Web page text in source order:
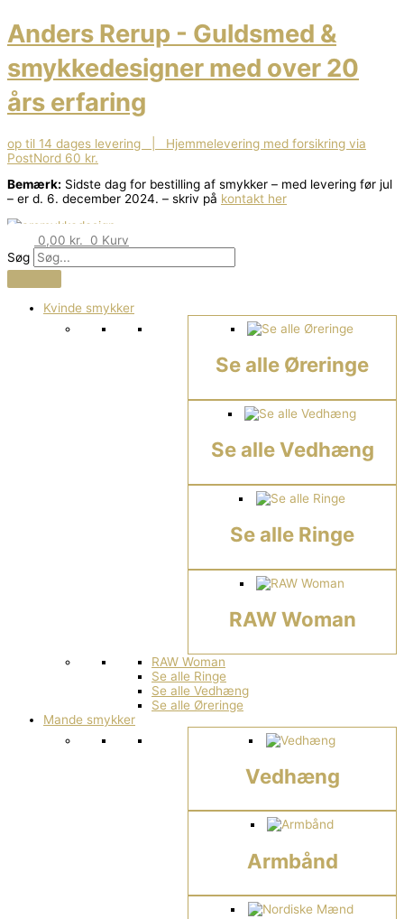
indholdet
Anders Rerup - Guldsmed &
smykkedesigner med over 20
års erfaring
op til 14 dages levering | Hjemmelevering med forsikring via
PostNord 60 kr.
Bemærk: Sidste dag for bestilling af smykker – med levering før jul
– er d. 6. december 2024. – skriv på kontakt her
0,00 kr. 0 Kurv
Søg
Kvinde smykker
Se alle Øreringe
Se alle Vedhæng
Se alle Ringe
RAW Woman
RAW Woman
Se alle Ringe
Se alle Vedhæng
Se alle Øreringe
Mande smykker
Vedhæng
Armbånd